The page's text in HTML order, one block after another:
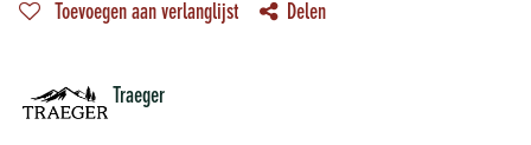
Toevoegen aan verlanglijst Delen
Traeger